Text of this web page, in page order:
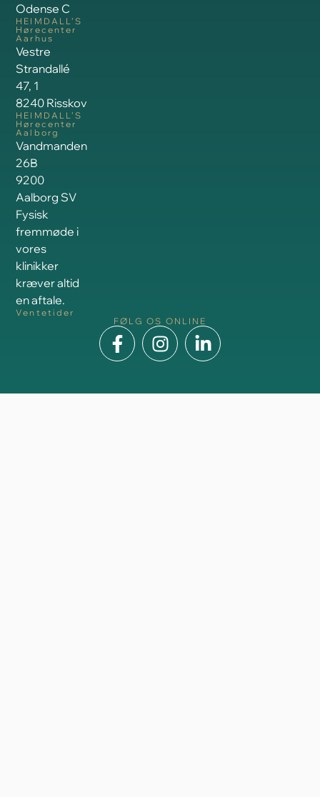
Odense C
HEIMDALL’S
Hørecenter
Aarhus
Vestre
Strandallé
47, 1
8240 Risskov
HEIMDALL’S
Hørecenter
Aalborg
Vandmanden
26B
9200
Aalborg SV
Fysisk
fremmøde i
vores
klinikker
kræver altid
en aftale.
Ventetider
FØLG OS ONLINE